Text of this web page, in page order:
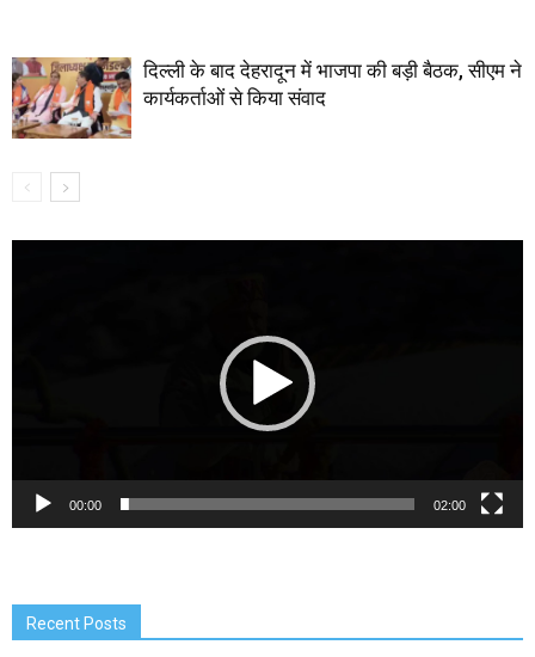
दिल्ली के बाद देहरादून में भाजपा की बड़ी बैठक, सीएम ने
कार्यकर्ताओं से किया संवाद
00:00 02:00
Recent Posts